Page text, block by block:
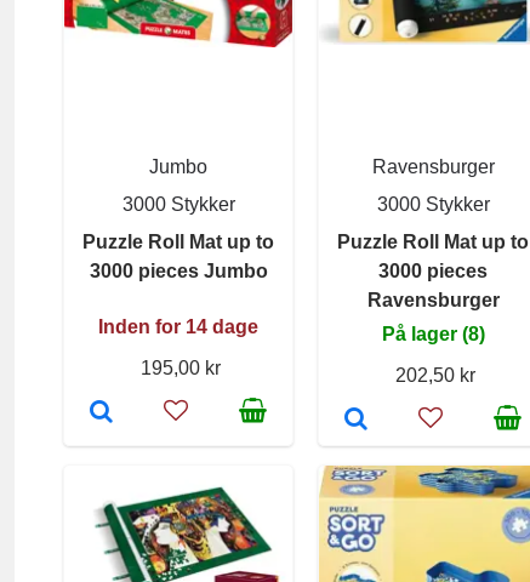
Jumbo
3000 Stykker
Puzzle Roll Mat up to
3000 pieces Jumbo
Inden for 14 dage
195,00 kr
Ravensburger
3000 Stykker
Puzzle Roll Mat up to
3000 pieces
Ravensburger
På lager (8)
202,50 kr